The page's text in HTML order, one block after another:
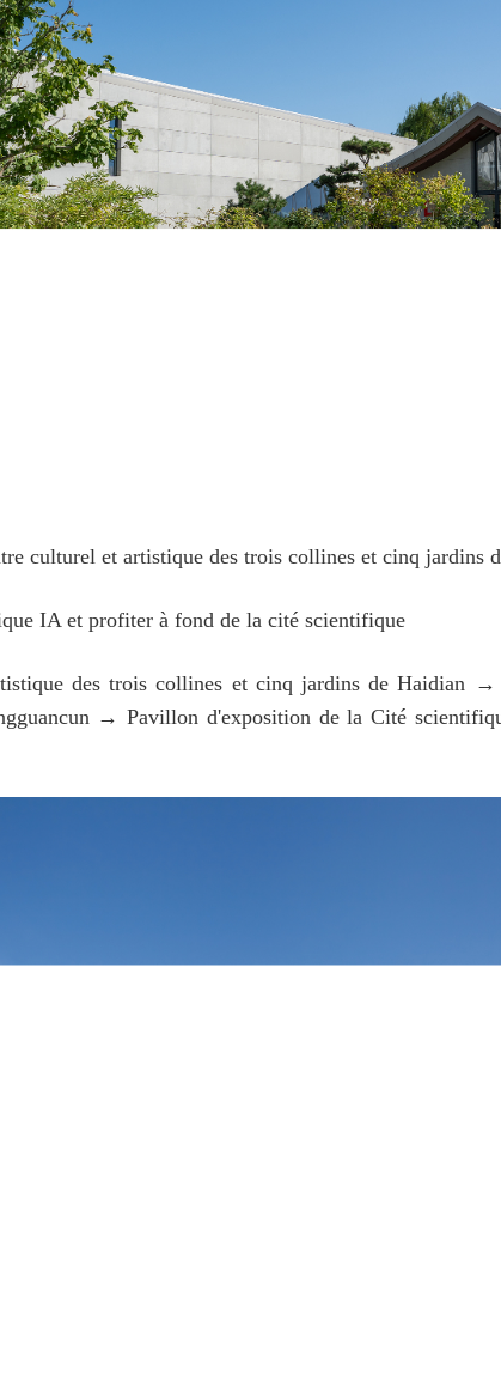
culturel et artistique des trois collines et cinq jardins
IA et profiter à fond de la cité scientifique
des trois collines et cinq jardins de Haidian →
→ Pavillon d'exposition de la Cité